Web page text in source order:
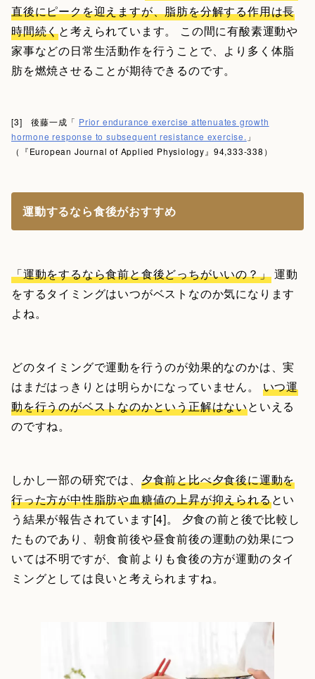
直後にピークを迎えますが、脂肪を分解する作用は長
時間続くと考えられています。 この間に有酸素運動や
家事などの日常生活動作を行うことで、より多く体脂
肪を燃焼させることが期待できるのです。
[3] 後藤一成「 Prior endurance exercise attenuates growth
hormone response to subsequent resistance exercise. 」
（『European Journal of Applied Physiology』94,333-338）
運動するなら食後がおすすめ
「運動をするなら食前と食後どっちがいいの？」運動
をするタイミングはいつがベストなのか気になります
よね。
どのタイミングで運動を行うのが効果的なのかは、実
はまだはっきりとは明らかになっていません。 いつ運
動を行うのがベストなのかという正解はないといえる
のですね。
しかし一部の研究では、 夕食前と比べ夕食後に運動を
行った方が中性脂肪や血糖値の上昇が抑えられるとい
う結果が報告されています[4]。 夕食の前と後で比較し
たものであり、朝食前後や昼食前後の運動の効果につ
いては不明ですが、食前よりも食後の方が運動のタイ
ミングとしては良いと考えられますね。